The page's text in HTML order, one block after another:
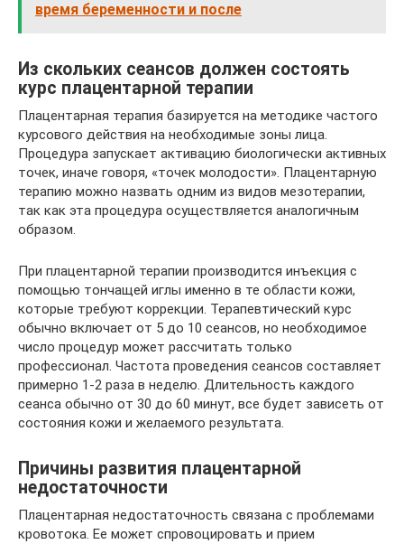
время беременности и после
Из скольких сеансов должен состоять
курс плацентарной терапии
Плацентарная терапия базируется на методике частого
курсового действия на необходимые зоны лица.
Процедура запускает активацию биологически активных
точек, иначе говоря, «точек молодости». Плацентарную
терапию можно назвать одним из видов мезотерапии,
так как эта процедура осуществляется аналогичным
образом.
При плацентарной терапии производится инъекция с
помощью тончащей иглы именно в те области кожи,
которые требуют коррекции. Терапевтический курс
обычно включает от 5 до 10 сеансов, но необходимое
число процедур может рассчитать только
профессионал. Частота проведения сеансов составляет
примерно 1-2 раза в неделю. Длительность каждого
сеанса обычно от 30 до 60 минут, все будет зависеть от
состояния кожи и желаемого результата.
Причины развития плацентарной
недостаточности
Плацентарная недостаточность связана с проблемами
кровотока. Ее может спровоцировать и прием